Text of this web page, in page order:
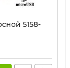
5158-